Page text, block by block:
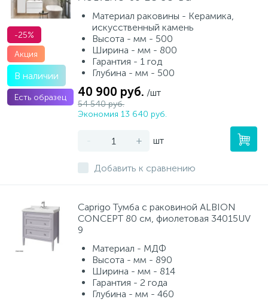
-25%
Акция
В наличии
Есть образец
Материал раковины - Керамика,
искусственный камень
Высота - мм - 500
Ширина - мм - 800
Гарантия - 1 год
Глубина - мм - 500
40 900 руб. /шт
54 540 руб.
Экономия 13 640 руб.
- + шт
Добавить к сравнению
Caprigo Тумба с раковиной ALBION
CONCEPT 80 см, фиолетовая 34015UV
9
Материал - МДФ
Высота - мм - 890
Ширина - мм - 814
Гарантия - 2 года
Глубина - мм - 460